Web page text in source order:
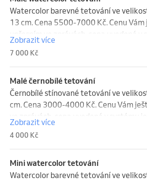
Watercolor barevné tetování ve
13 cm. Cena 5500-7000 Kč. Cenu Vám
upřesním ve zprávách, cena uvedená v
spíše maximální. Délka trvání je pouze
Zobrazit více
7 000 Kč
Malé černobílé tetování
Černobílé stínované tetování ve
cm. Cena 3000-4000 Kč. Cenu Vám
ve zprávách, cena uvedená v systému je
maximální. Délka trvání je pouze
Zobrazit více
4 000 Kč
Mini watercolor tetování
Watercolor barevné tetování ve